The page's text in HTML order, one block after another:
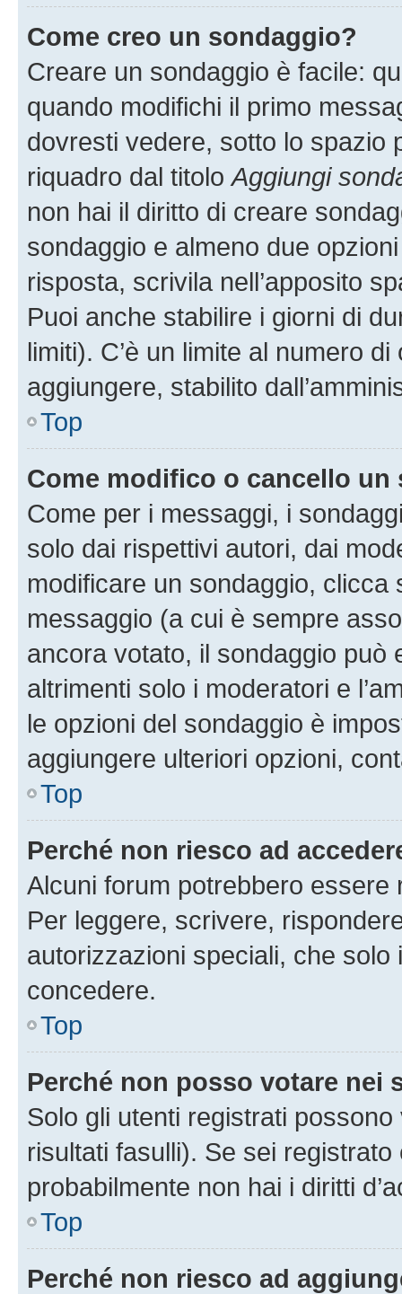
Come creo un sondaggio?
Creare un sondaggio è facile:
quando modifichi il primo
dovresti vedere, sotto lo spazio
riquadro dal titoloAggiungi
non hai il diritto di creare
sondaggio e almeno due
risposta, scrivila nell’apposito
Puoi anche stabilire i giorni di
limiti). C’è un limite al numero
aggiungere, stabilito
Top
Come modifico o cancello un
Come per i messaggi, i
solo dai rispettivi autori, dai
modificare un sondaggio,
messaggio (a cui è sempre
ancora votato, il sondaggio può
altrimenti solo i moderatori e
le opzioni del sondaggio è
aggiungere ulteriori opzioni,
Top
Perché non riesco ad
Alcuni forum potrebbero
Per leggere, scrivere,
autorizzazioni speciali, che solo
concedere.
Top
Perché non posso votare nei
Solo gli utenti registrati
risultati fasulli). Se sei
probabilmente non hai i diritti
Top
Perché non riesco ad